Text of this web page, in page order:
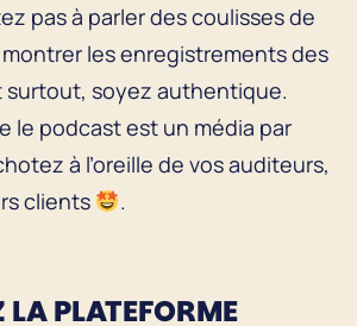
pas à parler des coulisses de
les enregistrements des
surtout, soyez authentique.
le podcast est un média par
à l’oreille de vos auditeurs,
clients
.
LA PLATEFORME